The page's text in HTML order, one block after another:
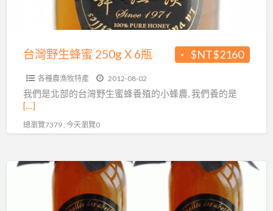
$NT$2160
台灣野生蜂蜜 250g X 6瓶
各種農漁牧特產 2012-08-02
我們是北部的台灣野生蜜蜂養殖的小蜂農, 我們養的是
[…]
總瀏覽7379 , 今天瀏覽0
台